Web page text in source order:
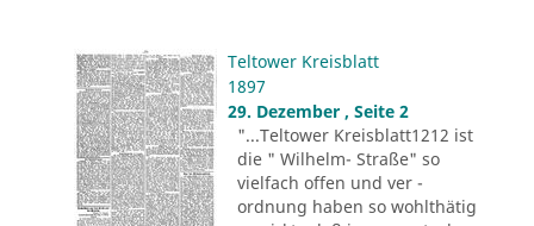
Teltower Kreisblatt
1897
29. Dezember , Seite 2
"...Teltower Kreisblatt1212 ist
die " Wilhelm- Straße" so
vielfach offen und ver -
ordnung haben so wohlthätig